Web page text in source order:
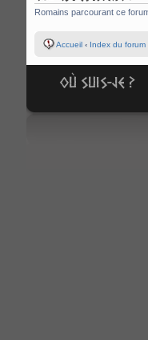
Romains parcourant ce
Accueil ‹ Index du forum
OÙ SUIS-JE ?